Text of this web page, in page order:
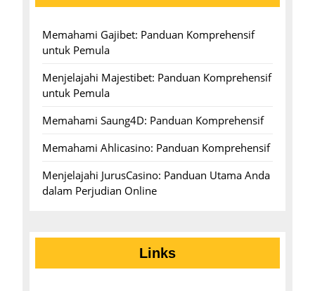
Memahami Gajibet: Panduan Komprehensif
untuk Pemula
Menjelajahi Majestibet: Panduan Komprehensif
untuk Pemula
Memahami Saung4D: Panduan Komprehensif
Memahami Ahlicasino: Panduan Komprehensif
Menjelajahi JurusCasino: Panduan Utama Anda
dalam Perjudian Online
Links